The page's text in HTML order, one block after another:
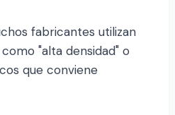
fabricantes utilizan
"alta densidad" o
que conviene